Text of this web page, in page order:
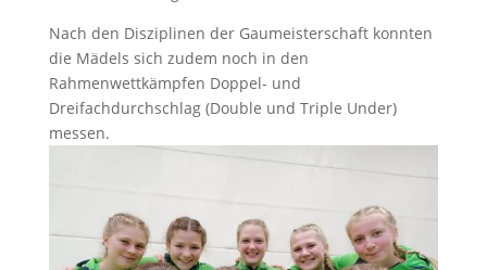
Nach den Disziplinen der Gaumeisterschaft konnten
die Mädels sich zudem noch in den
Rahmenwettkämpfen Doppel- und
Dreifachdurchschlag (Double und Triple Under)
messen.